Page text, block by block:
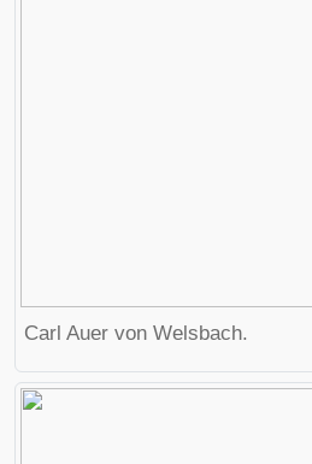
Carl Auer von Welsbach.